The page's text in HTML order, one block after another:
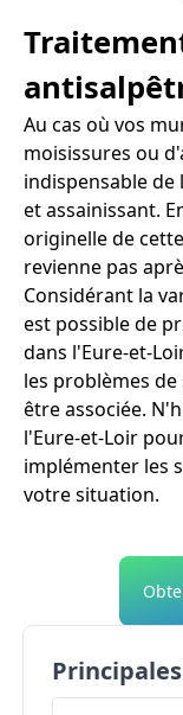
Au cas où vos
moisissures ou
indispensable
et assainissant.
originelle de
revienne pas
Considérant la
est possible de
dans l'Eure-et-
les problèmes
être associée.
l'Eure-et-Loir
implémenter les
votre situation.